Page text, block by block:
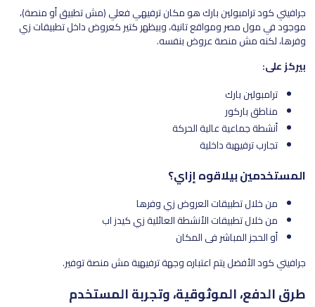
جرافيتي كود ترامبولين بارك هو مكان ترفيهي فعلي (مش تطبيق أو منصة)،
موجود في مول مصر ومواقع تانية، وبيظهر كتير كعروض داخل تطبيقات زي
وفرها، لكنه مش منصة عروض بنفسه.
بيركز على:
ترامبولين بارك
مناطق باركور
أنشطة جماعية عالية الحركة
تجارب ترفيهية داخلية
المستخدمين بيلاقوه إزاي؟
من خلال تطبيقات العروض زي وفرها
من خلال تطبيقات الأنشطة العائلية زي كيدز اب
أو الحجز المباشر في المكان
جرافيتي كود الأفضل يتم اعتباره وجهة ترفيهية مش منصة توفير.
طرق الدفع، الموثوقية، وتجربة المستخدم